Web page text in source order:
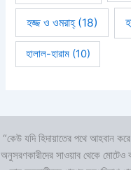
হজ্জ ও ওমরাহ্‌(18)
হালাল-হারাম(10)
“কেউ যদি হিদায়াতের পথে আহবান
অনুসরণকারীদের সাওয়াব থেকে